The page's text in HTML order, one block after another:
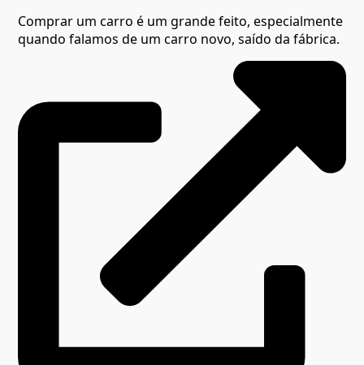
Comprar um carro é um grande feito, especialmente
quando falamos de um carro novo, saído da fábrica.